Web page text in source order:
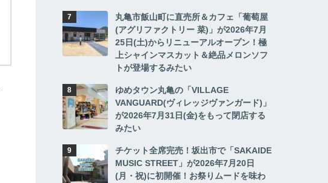
丸亀市飯山町に直売所＆カフェ「葡萄屋
(アグリファクトリー 菜)」が2026年7月
25日(土)からリニューアルオープン！極
上シャインマスカット＆絶品メロンソフ
トが登場するみたい
ゆめタウン丸亀の「VILLAGE
VANGUARD(ヴィレッジヴァンガード)」
が2026年7月31日(金)をもって閉店する
みたい
チケット全席完売！坂出市で「SAKAIDE
MUSIC STREET」が2026年7月20日
(月・祝)に初開催！お祭りムードを味わ